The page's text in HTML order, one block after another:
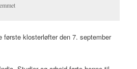
første klosterløfter den 7. september